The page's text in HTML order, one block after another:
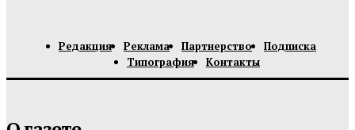
Редакция Реклама Партнерство
Подписка
Типография
Контакты